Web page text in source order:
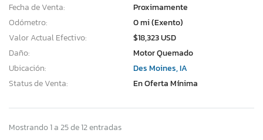
Fecha de Venta:
Proximamente
Odómetro:
0 mi (Exento)
Valor Actual Efectivo:
$18,323 USD
Daño:
Motor Quemado
Ubicación:
Des Moines, IA
Status de Venta:
En Oferta Mínima
Mostrando 1 a 25 de 12 entradas